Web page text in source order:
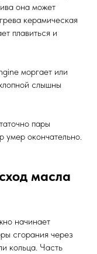
она может
керамическая
плавиться и
моргает или
слышны
пары
умер окончательно.
масла
начинает
сгорания через
кольца. Часть